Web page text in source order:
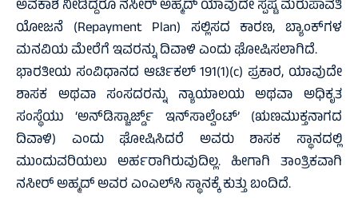
ಅವಕಾಶ ನೀಡಿದ್ದರೂ ನಸೀರ್ ಅಹ್ಮದ್ ಯಾವುದೇ ಸ್ಪಷ್ಟ ಮರುಪಾವತಿ
ಯೋಜನೆ (Repayment Plan) ಸಲ್ಲಿಸದ ಕಾರಣ, ಬ್ಯಾಂಕ್‌ಗಳ
ಮನವಿಯ ಮೇರೆಗೆ ಇವರನ್ನು ದಿವಾಳಿ ಎಂದು ಘೋಷಿಸಲಾಗಿದೆ.
ಭಾರತೀಯ ಸಂವಿಧಾನದ ಆರ್ಟಿಕಲ್ 191(1)(c) ಪ್ರಕಾರ, ಯಾವುದೇ
ಶಾಸಕ ಅಥವಾ ಸಂಸದರನ್ನು ನ್ಯಾಯಾಲಯ ಅಥವಾ ಅಧಿಕೃತ
ಸಂಸ್ಥೆಯು ‘ಅನ್‌ಡಿಸ್ಚಾರ್ಜ್ಡ್ ಇನ್‌ಸಾಲ್ವೆಂಟ್’ (ಋಣಮುಕ್ತನಾಗದ
ದಿವಾಳಿ) ಎಂದು ಘೋಷಿಸಿದರೆ ಅವರು ಶಾಸಕ ಸ್ಥಾನದಲ್ಲಿ
ಮುಂದುವರಿಯಲು ಅರ್ಹರಾಗಿರುವುದಿಲ್ಲ. ಹೀಗಾಗಿ ತಾಂತ್ರಿಕವಾಗಿ
ನಸೀರ್ ಅಹ್ಮದ್ ಅವರ ಎಂಎಲ್‌ಸಿ ಸ್ಥಾನಕ್ಕೆ ಕುತ್ತು ಬಂದಿದೆ.